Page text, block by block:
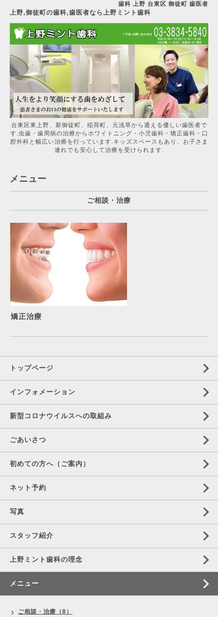
歯科 上野 台東区 御徒町 歯医者
上野,御徒町の歯科,歯医者なら上野ミント歯科
台東区東上野、新御徒町、稲荷町、元浅草から通える優しい歯医者で
す.虫歯・歯周病の治療からホワイトニング・小児歯科・矯正歯科・口
腔外科と幅広い治療を行っています.キッズスペースもあり、お子さま
連れでも安心して治療を受けられます.
メニュー
ご相談・治療
矯正治療
トップページ
インフォメーション
新型コロナウイルスへの取組み
ごあいさつ
初めての方へ（ご案内）
ネット予約
写真
スタッフ紹介
上野ミント歯科の理念
メニュー
ご相談・治療（8）